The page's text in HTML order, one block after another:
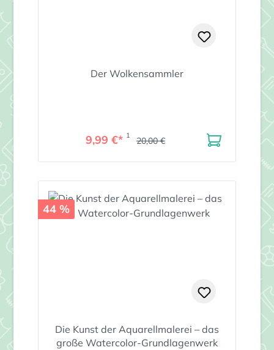
Der Wolkensammler
9,99 €* 1 20,00 €
44 %
Die Kunst der Aquarellmalerei – das
große Watercolor-Grundlagenwerk